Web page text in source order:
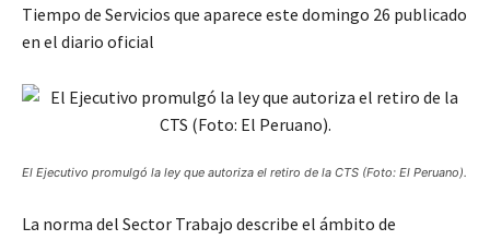
Tiempo de Servicios que aparece este domingo 26 publicado
en el diario oficial
El Ejecutivo promulgó la ley que autoriza el retiro de la CTS (Foto: El Peruano).
La norma del Sector Trabajo describe el ámbito de